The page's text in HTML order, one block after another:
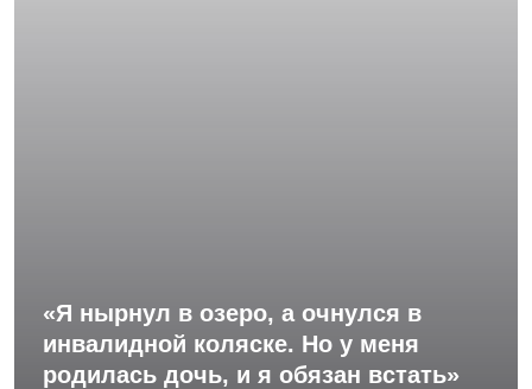
«Я нырнул в озеро, а очнулся в
инвалидной коляске. Но у меня
родилась дочь, и я обязан встать»